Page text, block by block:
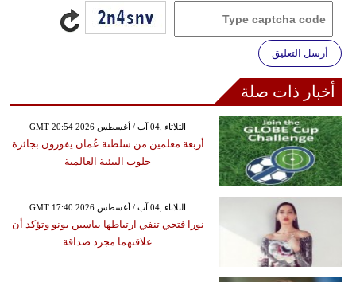
أرسل التعليق
أخبار ذات صلة
GMT 20:54 2026 الثلاثاء ,04 آب / أغسطس
أربعة معلمين من سلطنة عُمان يفوزون بجائزة
جلوب البيئية العالمية
GMT 17:40 2026 الثلاثاء ,04 آب / أغسطس
نورا فتحي تنفي ارتباطها بياسين بونو وتؤكد أن
علاقتهما مجرد صداقة